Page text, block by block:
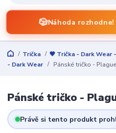
🎲Náhoda rozhodne!
Trička 🖤 Trička - Dark Wear
- Dark Wear
Pánské tričko -
Pánské tričko -
Právě si tento produkt